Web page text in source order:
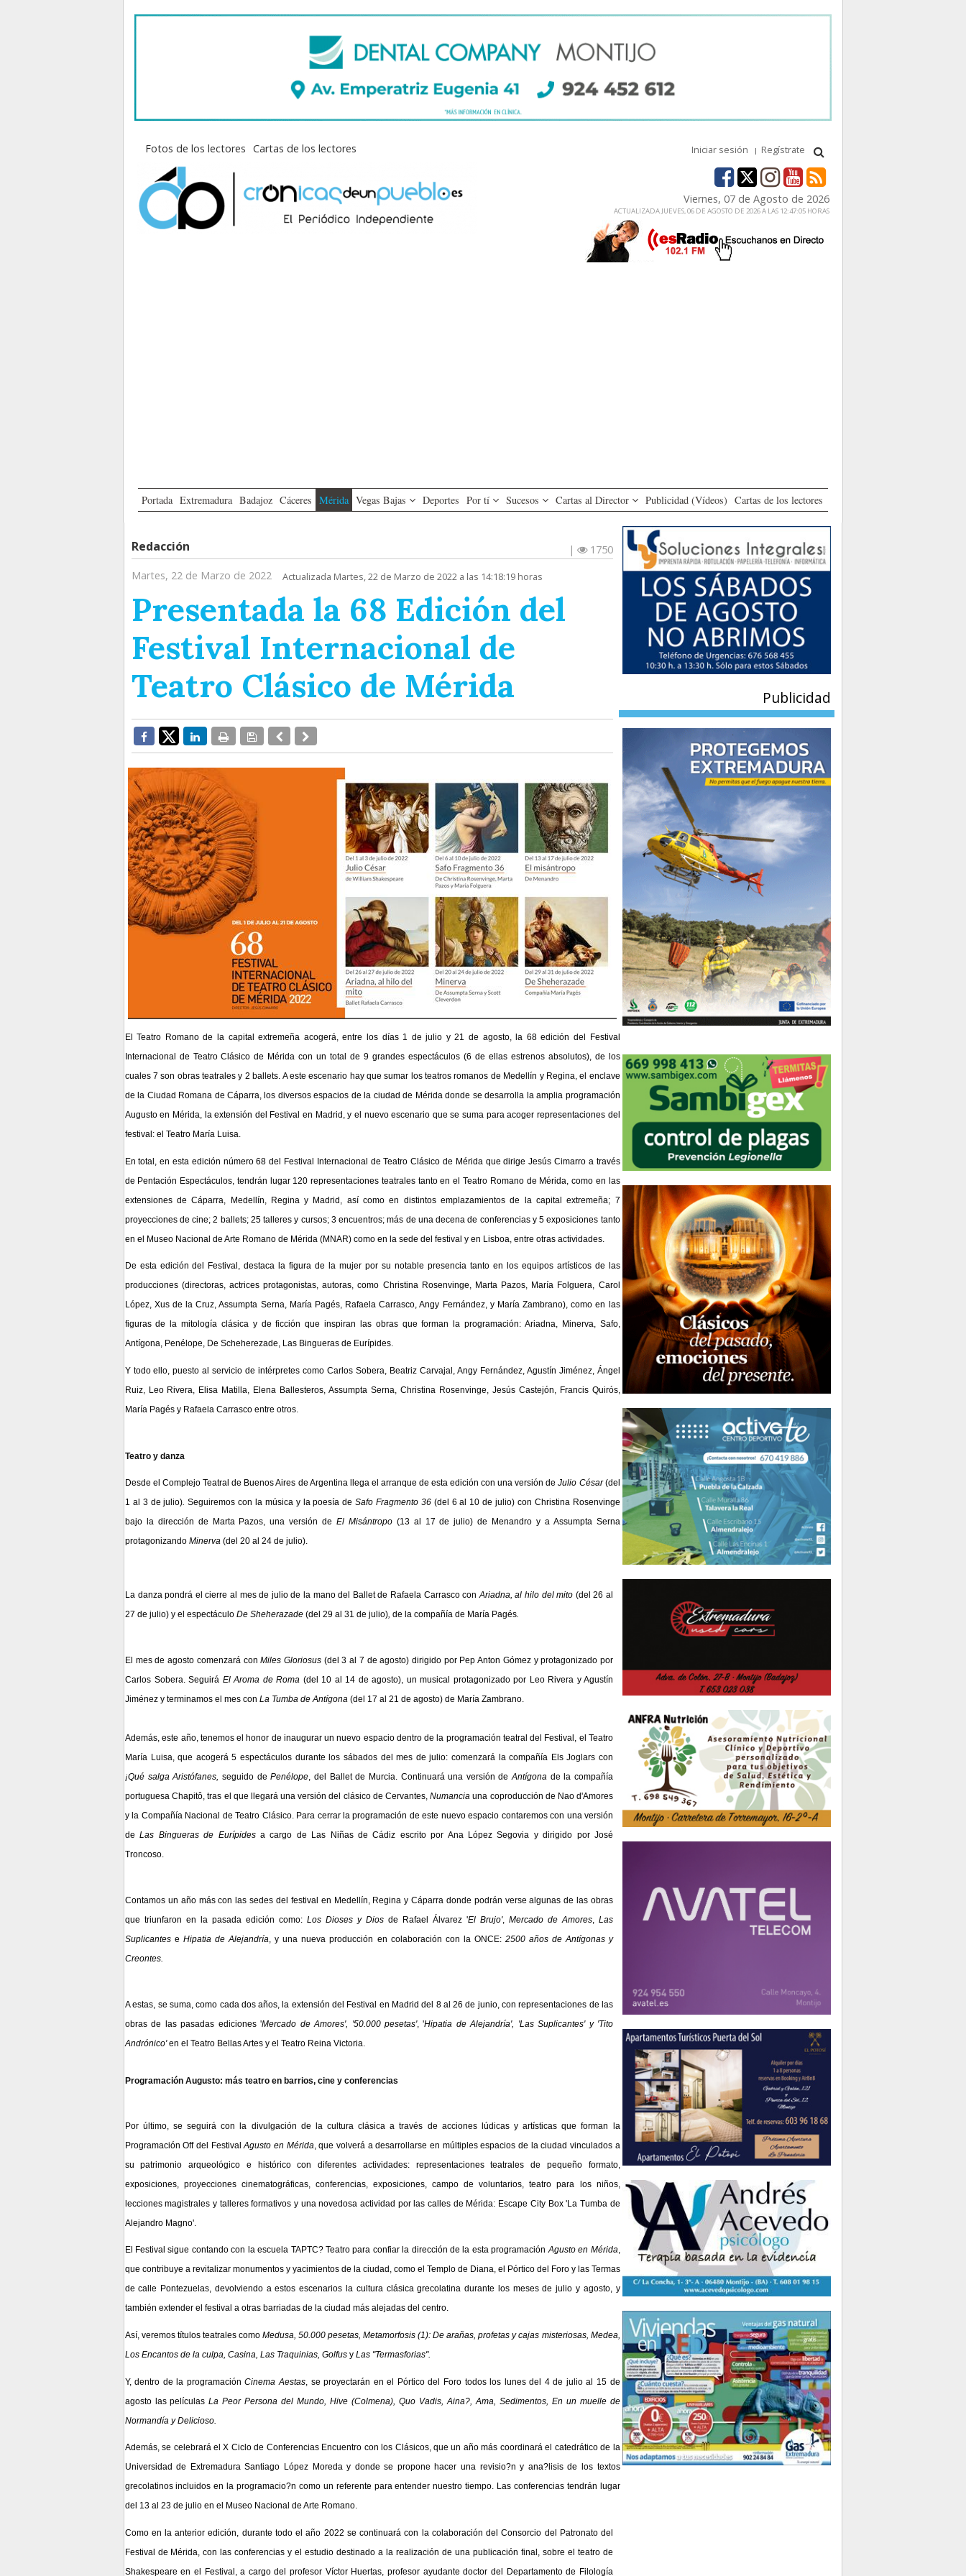
Fotos de los lectores Cartas de los lectores Iniciar sesión Regístrate
Viernes, 07 de Agosto de 2026
ACTUALIZADA JUEVES, 06 DE AGOSTO DE 2026 A LAS 12:47:05 HORAS
Portada Extremadura Badajoz Cáceres Mérida Vegas Bajas Deportes Por tí Sucesos Cartas al Director Publicidad (Vídeos) Cartas de los lectores
Redacción |
1750
Martes, 22 de Marzo de 2022
Actualizada Martes, 22 de Marzo de 2022 a las 14:18:19 horas
Presentada la 68 Edición del
Festival Internacional de
Teatro Clásico de Mérida
El Teatro Romano de la capital extremeña acogerá, entre los días 1 de julio y 21 de agosto, la 68 edición del Festival
Internacional de Teatro Clásico de Mérida con un total de 9 grandes espectáculos (6 de ellas estrenos absolutos), de los
cuales 7 son obras teatrales y 2 ballets. A este escenario hay que sumar los teatros romanos de Medellín y Regina, el enclave
de la Ciudad Romana de Cáparra, los diversos espacios de la ciudad de Mérida donde se desarrolla la amplia programación
Augusto en Mérida, la extensión del Festival en Madrid, y el nuevo escenario que se suma para acoger representaciones del
festival: el Teatro María Luisa.
En total, en esta edición número 68 del Festival Internacional de Teatro Clásico de Mérida que dirige Jesús Cimarro a través
de Pentación Espectáculos, tendrán lugar 120 representaciones teatralestanto en el Teatro Romano de Mérida, como en las
extensiones de Cáparra, Medellín, Regina y Madrid, así como en distintos emplazamientos de la capital extremeña; 7
proyecciones de cine; 2 ballets; 25 talleres y cursos; 3 encuentros; más de una decena de conferenciasy5 exposiciones tanto
en el Museo Nacional de Arte Romano de Mérida (MNAR) como en la sede del festival y en Lisboa, entre otras actividades.
De esta edición del Festival,destaca la figura de la mujer por su notable presencia tanto en los equipos artísticos de las
producciones(directoras, actrices protagonistas, autoras, como Christina Rosenvinge, Marta Pazos, María Folguera, Carol
López, Xus de la Cruz, Assumpta Serna, María Pagés, Rafaela Carrasco, Angy Fernández, y María Zambrano),como en las
figuras de la mitología clásica y de ficción que inspiran las obras que forman la programación: Ariadna, Minerva, Safo,
Antígona, Penélope, De Scheherezade, Las Bingueras de Eurípides.
Y todo ello, puesto al servicio de intérpretes comoCarlos Sobera, Beatriz Carvajal, Angy Fernández, Agustín Jiménez, Ángel
Ruiz, Leo Rivera, Elisa Matilla, Elena Ballesteros, Assumpta Serna, Christina Rosenvinge, Jesús Castejón, Francis Quirós,
María Pagés y Rafaela Carrascoentre otros.
Teatro y danza
Desde el Complejo Teatral de Buenos Aires de Argentina llega el arranque de esta edición con una versión deJulio César(del
1 al 3 de julio). Seguiremos con la música y la poesía deSafo Fragmento 36 (del 6 al 10 de julio) con Christina Rosenvinge
bajo la dirección de Marta Pazos, una versión de El Misántropo(13 al 17 de julio) de Menandro y a Assumpta Serna
protagonizando Minerva (del 20 al 24 de julio).
La danza pondrá el cierre al mes de julio de la mano del Ballet de Rafaela Carrasco con Ariadna, al hilo del mito (del 26 al
27 de julio) y el espectáculo De Sheherazade (del 29 al 31 de julio), de la compañía de María Pagés.
El mes de agosto comenzará conMiles Gloriosus (del 3 al 7 de agosto) dirigido por Pep Anton Gómez y protagonizado por
Carlos Sobera. Seguirá El Aroma de Roma (del 10 al 14 de agosto), un musical protagonizado por Leo Rivera y Agustín
Jiménez y terminamos el mes con La Tumba de Antígona (del 17 al 21 de agosto) de María Zambrano.
Además, este año, tenemos el honor de inaugurar un nuevo espacio dentro de la programación teatral del Festival, el Teatro
María Luisa, que acogerá 5 espectáculos durante los sábados del mes de julio: comenzará la compañía Els Joglarscon
¡Qué salga Aristófanes, seguido dePenélope, del Ballet de Murcia.Continuará una versión deAntígona de la compañía
portuguesa Chapitô, tras el que llegará una versión del clásico de Cervantes,Numancia una coproducción de Nao d'Amores
y la Compañía Nacional de Teatro Clásico.Para cerrar la programación de este nuevo espacio contaremos con una versión
deLas Bingueras de Eurípides a cargo de Las Niñas de Cádiz escrito por Ana López Segovia y dirigido por José
Troncoso.
Contamos un año más con las sedes del festival en Medellín, Regina y Cáparra donde podrán verse algunas de las obras
que triunfaron en la pasada edición como: Los Dioses y Dios de Rafael Álvarez 'El Brujo', Mercado de Amores, Las
Suplicantes eHipatia de Alejandría,y una nueva producción en colaboración con la ONCE: 2500 años de Antígonas y
Creontes.
A estas, se suma, como cada dos años, la extensión del Festival en Madrid del 8 al 26 de junio, con representaciones de las
obras de las pasadas ediciones'Mercado de Amores', '50.000 pesetas', 'Hipatia de Alejandría', 'Las Suplicantes' y 'Tito
Andrónico' en el Teatro Bellas Artes y el Teatro Reina Victoria.
Programación Augusto: más teatro en barrios, cine y conferencias
Por último, se seguirá con la divulgación de la cultura clásica a través de acciones lúdicas y artísticas que forman la
Programación Off del FestivalAgusto en Mérida que volverá a desarrollarse en múltiples espacios de la ciudad vinculados a
su patrimonio arqueológico e histórico con diferentes actividades: representaciones teatrales de pequeño formato,
exposiciones, proyecciones cinematográficas, conferencias, exposiciones, campo de voluntarios, teatro para los niños,
lecciones magistrales y talleres formativos y una novedosa actividad por las calles de Mérida: Escape City Box 'La Tumba de
Alejandro Magno'.
El Festival sigue contando con la escuela TAPTC? Teatro para confiar la dirección de la esta programaciónAgusto en Mérida,
que contribuye a revitalizar monumentos y yacimientos de la ciudad, como el Templo de Diana, el Pórtico del Foro y las Termas
de calle Pontezuelas, devolviendo a estos escenarios la cultura clásica grecolatina durante los meses de julio y agosto, y
también extender el festival a otras barriadas de la ciudad más alejadas del centro.
Así, veremos títulos teatrales como Medusa, 50.000 pesetas, Metamorfosis (1): De arañas, profetas y cajas misteriosas, Medea,
Los Encantos de la culpa, Casina, Las Traquinias, Golfus yLas "Termasforias".
Y, dentro de la programaciónCinema Aestas , se proyectarán en el Pórtico del Foro todos los lunes del 4 de julio al 15 de
agosto las películasLa Peor Persona del Mundo, Hive (Colmena), Quo Vadis, Aina?, Ama, Sedimentos, En un muelle de
Normandía y Delicioso.
Además, se celebrará elX Ciclo de Conferencias Encuentro con los Clásicos,que un año más coordinará el catedrático de la
Universidad de Extremadura Santiago López Moreda y donde se propone hacer una revisio?n y ana?lisis de los textos
grecolatinos incluidos en la programacio?n como un referente para entender nuestro tiempo. Las conferencias tendrán lugar
del 13 al 23 de julio en el Museo Nacional de Arte Romano.
Como en la anterior edición, durante todo el año 2022 se continuará con la colaboración del Consorcio del Patronato del
Festival de Mérida, con las conferencias y el estudio destinado a la realización de una publicación final, sobre el teatro de
Shakespeare en el Festival, a cargo del profesor Víctor Huertas, profesor ayudante doctor del Departamento de Filología
Publicidad